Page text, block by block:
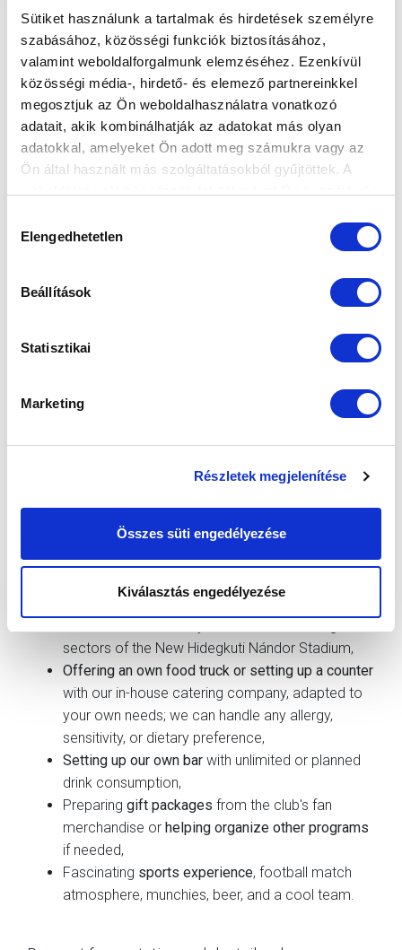
Sütiket használunk a tartalmak és hirdetések személyre
szabásához, közösségi funkciók biztosításához,
valamint weboldalforgalmunk elemzéséhez. Ezenkívül
közösségi média-, hirdető- és elemező partnereinkkel
megosztjuk az Ön weboldalhasználatra vonatkozó
adatait, akik kombinálhatják az adatokat más olyan
adatokkal, amelyeket Ön adott meg számukra vagy az
Ön által használt más szolgáltatásokból gyűjtöttek. A
kiválasztása
Elengedhetetlen
Beállítások
Statisztikai
Marketing
Részletek megjelenítése
Összes süti engedélyezése
Kiválasztás engedélyezése
YOU CAN COUNT ON US FOR:
in downtown Budapest,
sectors of the New Hidegkuti Nándor Stadium,
Offering an own food truck or setting up a counter
with our in-house catering company, adapted to
your own needs; we can handle any allergy,
sensitivity, or dietary preference,
Setting up our own bar with unlimited or planned
drink consumption,
Preparing gift packages from the club's fan
merchandise or helping organize other programs
if needed,
Fascinating sports experience, football match
atmosphere, munchies, beer, and a cool team.